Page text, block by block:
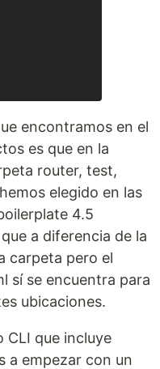
encontramos en el
es que en la
router, test,
elegido en las
4.5
a diferencia de la
carpeta pero el
sí se encuentra para
ubicaciones.
CLI que incluye
a empezar con un